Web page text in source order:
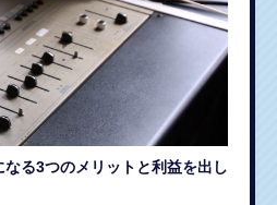
る3つのメリットと利益を出し